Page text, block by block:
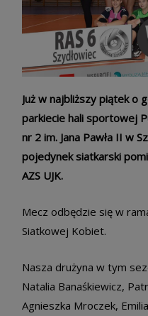
Już w najbliższy piątek o
parkiecie hali sportowej
nr 2 im. Jana Pawła II w
pojedynek siatkarski
AZS UJK.
Mecz odbędzie się w
Siatkowej Kobiet.
Nasza drużyna w tym
Natalia Banaśkiewicz,
Agnieszka Mroczek,